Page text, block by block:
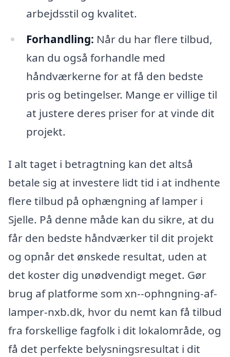
arbejdsstil og kvalitet.
Forhandling: Når du har flere tilbud,
kan du også forhandle med
håndværkerne for at få den bedste
pris og betingelser. Mange er villige til
at justere deres priser for at vinde dit
projekt.
I alt taget i betragtning kan det altså
betale sig at investere lidt tid i at indhente
flere tilbud på ophængning af lamper i
Sjelle. På denne måde kan du sikre, at du
får den bedste håndværker til dit projekt
og opnår det ønskede resultat, uden at
det koster dig unødvendigt meget. Gør
brug af platforme som xn--ophngning-af-
lamper-nxb.dk, hvor du nemt kan få tilbud
fra forskellige fagfolk i dit lokalområde, og
få det perfekte belysningsresultat i dit